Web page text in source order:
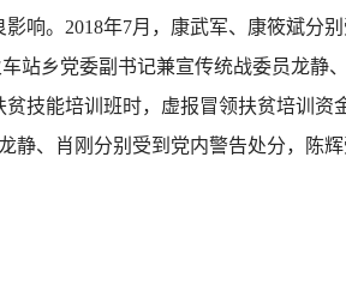
影响。2018年7月，康武军、康筱斌分
站乡党委副书记兼宣传统战委员龙静
贫技能培训班时，虚报冒领扶贫培训
静、肖刚分别受到党内警告处分，陈